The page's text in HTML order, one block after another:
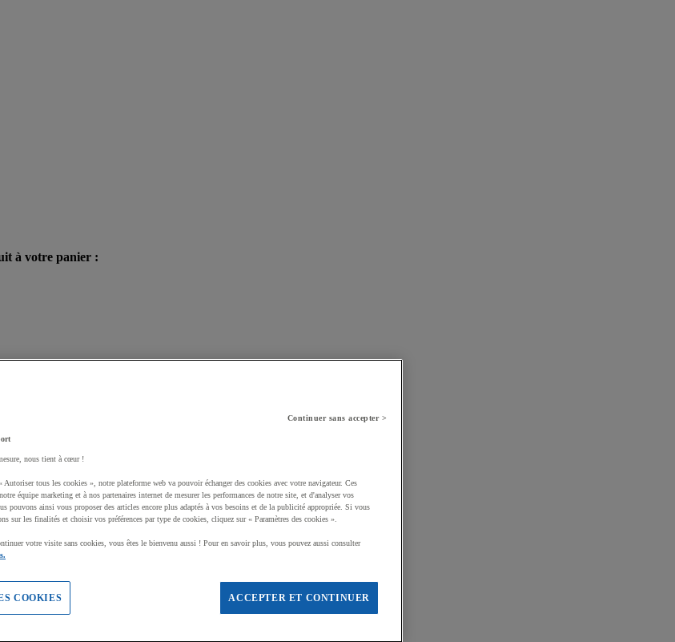
à votre panier :
Continuer sans accepter >
nous tient à cœur !
tous les cookies », notre plateforme web va pouvoir échanger des cookies avec votre navigateur. Ces
équipe marketing et à nos partenaires internet de mesurer les performances de notre site, et d'analyser vos
pouvons ainsi vous proposer des articles encore plus adaptés à vos besoins et de la publicité appropriée. Si vous
sur les finalités et choisir vos préférences par type de cookies, cliquez sur « Paramètres des cookies ».
votre visite sans cookies, vous êtes le bienvenu aussi ! Pour en savoir plus, vous pouvez aussi consulter
ACCEPTER ET CONTINUER
COOKIES